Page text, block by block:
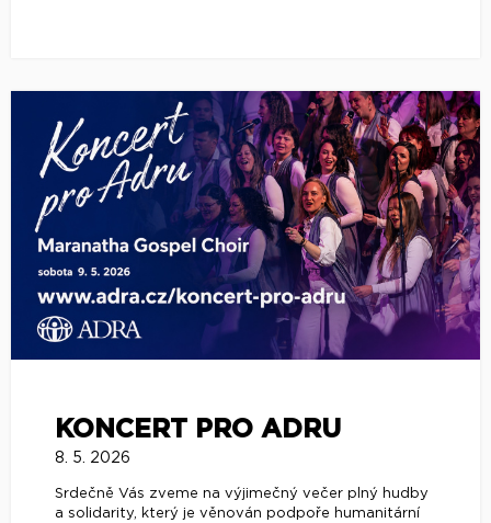
KONCERT PRO ADRU
8. 5. 2026
Srdečně Vás zveme na výjimečný večer plný hudby
a solidarity, který je věnován podpoře humanitární